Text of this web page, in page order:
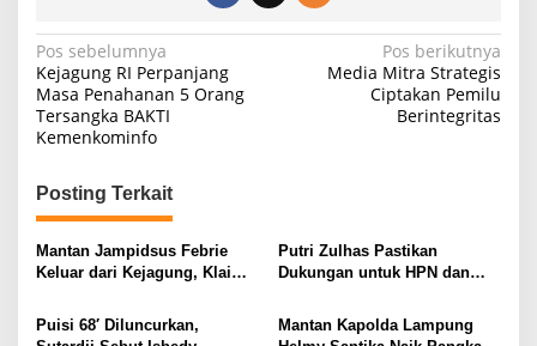
N
a
v
g
a
s
p
Pos sebelumnya
Kejagung RI Perpanjang
Masa Penahanan 5 Orang
Tersangka BAKTI
Kemenkominfo
Pos berikutnya
Media Mitra Strategis
Ciptakan Pemilu
Berintegritas
Posting Terkait
Mantan Jampidsus Febrie
Keluar dari Kejagung, Klaim
Putri Zulhas Pastikan
Dukungan untuk HPN dan
Lampung Punya Peluang
Promosi Nasional
Puisi 68′ Diluncurkan,
Mantan Kapolda Lampung